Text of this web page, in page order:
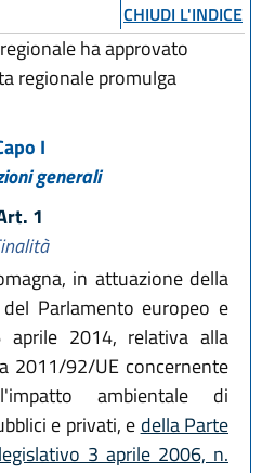
CHIUDI L'INDICE
ha approvato
regionale promulga
I
generali
1
in attuazione della
Parlamento europeo e
2014, relativa alla
2011/92/UE concernente
ambientale di
e privati, e della Parte
3 aprile 2006, n.